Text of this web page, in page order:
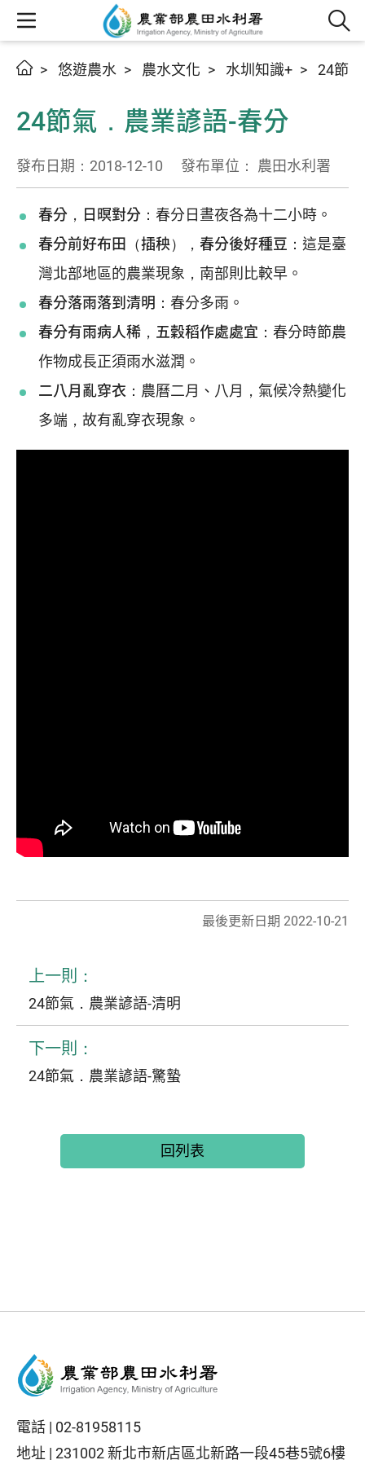
悠遊農水 農水文化 水圳知識+ 24節氣
24節氣．農業諺語-春分
發布日期：2018-12-10 發布單位： 農田水利署
春分，日暝對分： 春分日晝夜各為十二小時。
春分前好布田（插秧），春分後好種豆： 這是臺
灣北部地區的農業現象，南部則比較早。
春分落雨落到清明： 春分多雨。
春分有雨病人稀，五穀稻作處處宜： 春分時節農
作物成長正須雨水滋潤。
二八月亂穿衣： 農曆二月、八月，氣候冷熱變化
多端，故有亂穿衣現象。
最後更新日期 2022-10-21
上一則：
24節氣．農業諺語-清明
下一則：
24節氣．農業諺語-驚蟄
回列表
電話 | 02-81958115
地址 | 231002 新北市新店區北新路一段45巷5號6樓